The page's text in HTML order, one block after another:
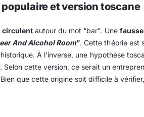
et version toscane
circulentautour du mot “bar”. Une
And Alcohol Room”. Cette théorie est
À l’inverse, une hypothèse
Selon cette version, ce serait un
que cette origine soit difficile à